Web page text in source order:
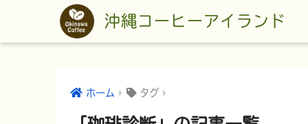
沖縄コーヒーアイランド
ホーム タグ